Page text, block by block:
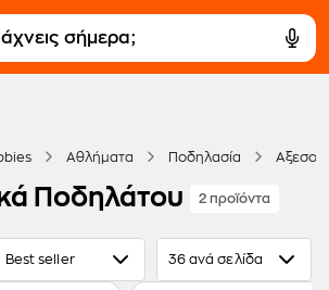
Αθλήματα Ποδηλασία
Ποδηλάτου 2 προϊόντα
Best seller 36 ανά σελίδα